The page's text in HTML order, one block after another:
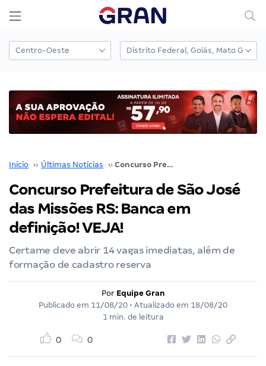
Início ›› Últimas Notícias ›› Concurso Prefeitura de São José das Missões RS: Banca em definição! VEJA!
Concurso Prefeitura de São José
das Missões RS: Banca em
definição! VEJA!
Certame deve abrir 14 vagas imediatas, além de
formação de cadastro reserva
Por Equipe Gran
Publicado em 11/08/20 • Atualizado em 18/08/20
1 min. de leitura
0 0